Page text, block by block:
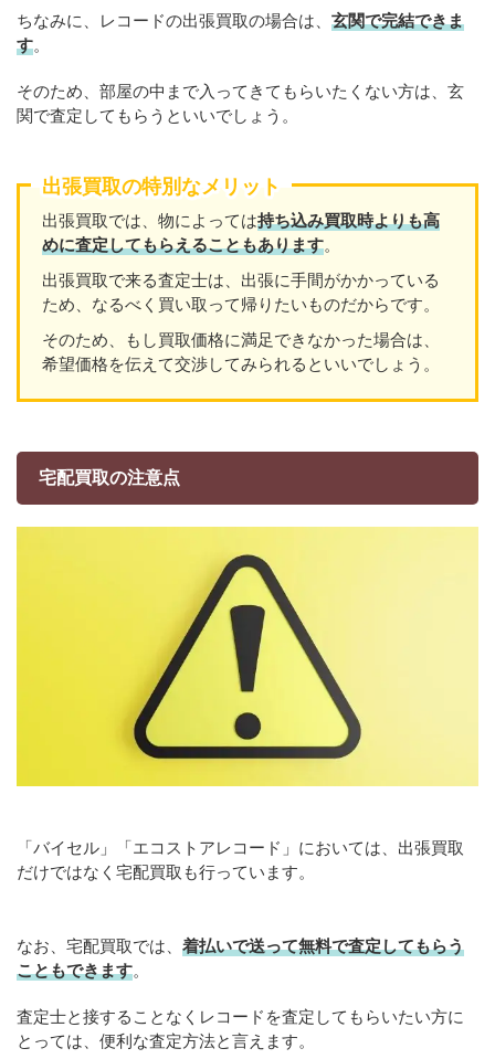
ちなみに、レコードの出張買取の場合は、 玄関で完結できま
す。
そのため、部屋の中まで入ってきてもらいたくない方は、玄
関で査定してもらうといいでしょう。
出張買取の特別なメリット
出張買取では、物によっては持ち込み買取時よりも高
めに査定してもらえることもあります。
出張買取で来る査定士は、出張に手間がかかっている
ため、なるべく買い取って帰りたいものだからです。
そのため、もし買取価格に満足できなかった場合は、
希望価格を伝えて交渉してみられるといいでしょう。
宅配買取の注意点
「バイセル」「エコストアレコード」においては、出張買取
だけではなく宅配買取も行っています。
なお、宅配買取では、 着払いで送って無料で査定してもらう
こともできます。
査定士と接することなくレコードを査定してもらいたい方に
とっては、便利な査定方法と言えます。